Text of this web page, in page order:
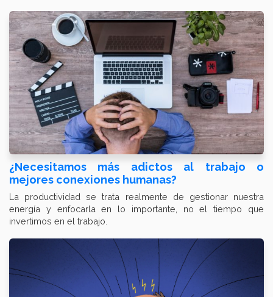
¿Necesitamos más adictos al trabajo o
mejores conexiones humanas?
La productividad se trata realmente de gestionar nuestra
energía y enfocarla en lo importante, no el tiempo que
invertimos en el trabajo.